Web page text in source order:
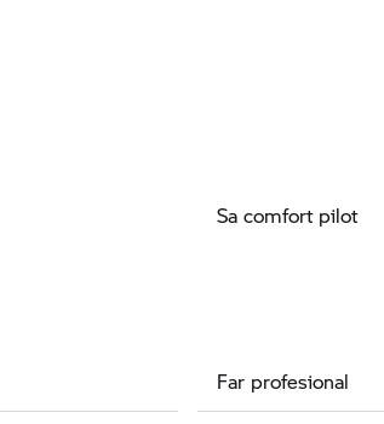
Sa comfort pilot
Far profesional